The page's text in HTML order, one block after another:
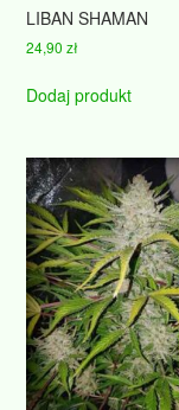
LIBAN SHAMAN
24,90zł
Dodaj produkt